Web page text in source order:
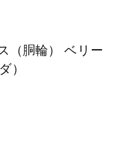
（胴輪） ベリー
）